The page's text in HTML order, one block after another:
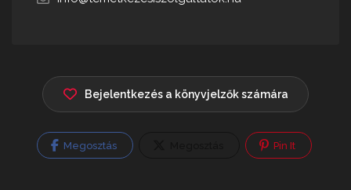
Bejelentkezés a könyvjelzők számára
Megosztás Pin It